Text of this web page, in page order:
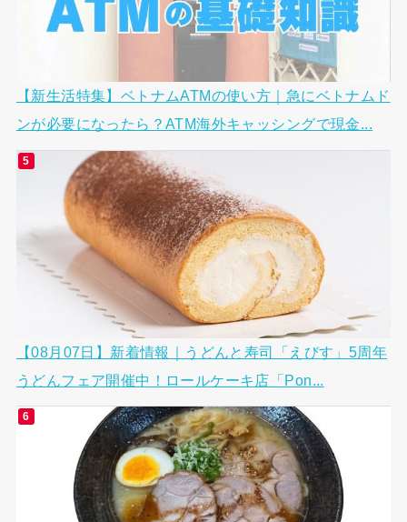
【新生活特集】ベトナムATMの使い方｜急にベトナムド
ンが必要になったら？ATM海外キャッシングで現金...
【08月07日】新着情報｜うどんと寿司「えびす」5周年
うどんフェア開催中！ロールケーキ店「Pon...